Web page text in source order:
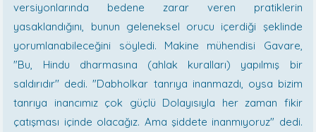
versiyonlarında bedene zarar veren pratiklerin
yasaklandığını, bunun geleneksel orucu içerdiği şeklinde
yorumlanabileceğini söyledi. Makine mühendisi Gavare,
"Bu, Hindu dharmasına (ahlak kuralları) yapılmış bir
saldırıdır'' dedi. "Dabholkar tanrıya inanmazdı, oysa bizim
tanrıya inancımız çok güçlü Dolayısıyla her zaman fikir
çatışması içinde olacağız. Ama şiddete inanmıyoruz" dedi.